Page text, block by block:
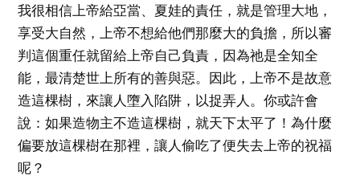
我很相信上帝給亞當、夏娃的責任，就是管理大地，
享受大自然，上帝不想給他們那麼大的負擔，所以審
判這個重任就留給上帝自己負責，因為祂是全知全
能，最清楚世上所有的善與惡。因此，上帝不是故意
造這棵樹，來讓人墮入陷阱，以捉弄人。你或許會
說：如果造物主不造這棵樹，就天下太平了！為什麼
偏要放這棵樹在那裡，讓人偷吃了便失去上帝的祝福
呢？